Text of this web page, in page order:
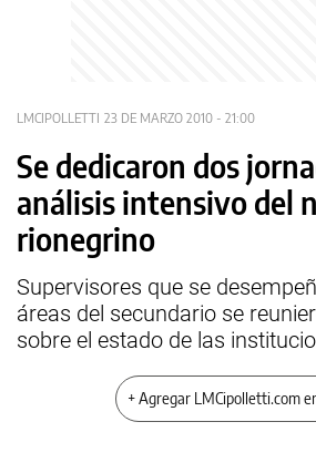
LMCIPOLLETTI 23 DE MARZO 2010 - 21:00
Se dedicaron dos
análisis intensivo del
rionegrino
Supervisores que se
áreas del secundario se
sobre el estado de las
+ Agregar LMCipolletti.com